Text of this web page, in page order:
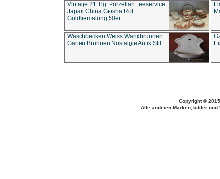
Vintage 21 Tlg. Porzellan Teeservice
Japan China Geisha Rot
Goldbemalung 50er
Waschbecken Weiss Wandbrunnen
Garten Brunnen Nostalgie Antik Stil
Copyright ©
Alle anderen Marken, bilder und